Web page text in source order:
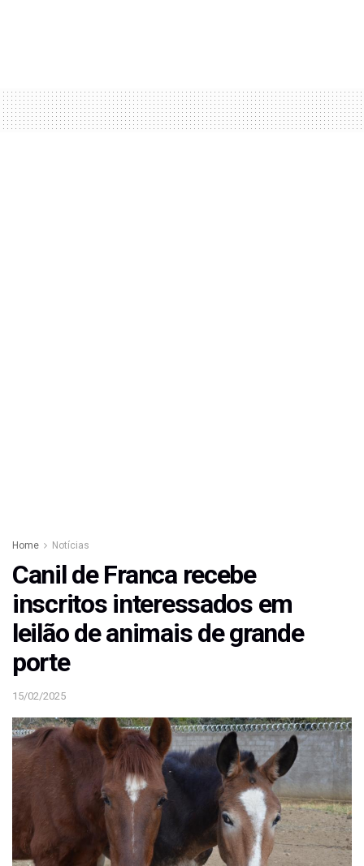
Home Notícias
Canil de Franca recebe
inscritos interessados em
leilão de animais de grande
porte
15/02/2025